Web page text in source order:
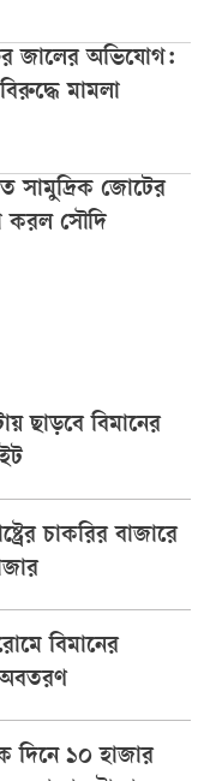
জালের অভিযোগ:
মামলা
সামুদ্রিক জোটের
করল সৌদি
ছাড়বে বিমানের
চাকরির বাজারে
বিমানের
অবতরণ
দিনে ১০ হাজার